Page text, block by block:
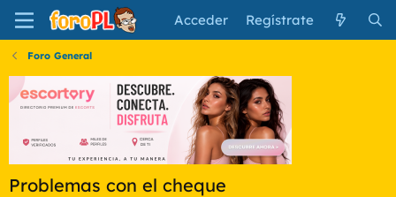
Acceder Regístrate
Foro General
Problemas con el cheque